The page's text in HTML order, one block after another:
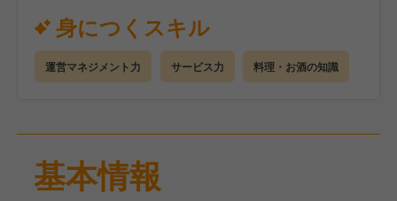
計、バッシングなど
すべてのお客様に、心を込めたおもてなしをお願いし
ます。
アルバイトの方も多く所属していますので、教育もお
ますから、簡単な仕事からスタートし、一つ一つ覚え
ていただければOKです。
身につくスキル
運営マネジメント力 サービス力 料理・お酒の知識
基本情報